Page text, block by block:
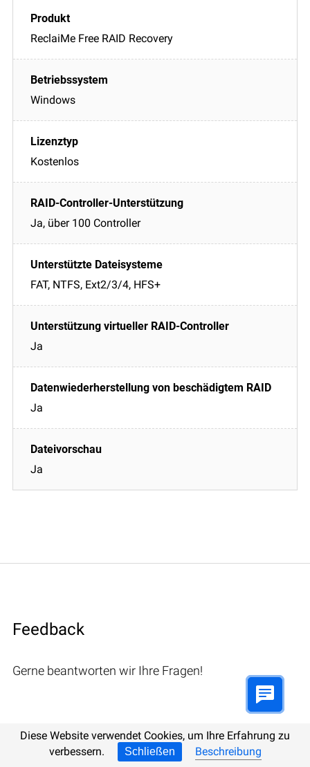
ReclaiMe Free RAID Recovery
Windows
Kostenlos
Ja, über 100 Controller
FAT, NTFS, Ext2/3/4, HFS+
Ja
Ja
Ja
Feedback
Gerne beantworten wir Ihre Fragen!
Bemerkungen (1)
Diese Website verwendet Cookies, um Ihre Erfahrung zu
verbessern.
Schließen Beschreibung